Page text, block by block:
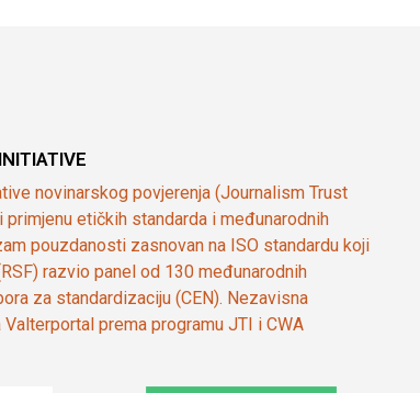
novinarskog povjerenja (Journalism Trust
etičkih standarda i međunarodnih
pouzdanosti zasnovan na ISO standardu koji
razvio panel od 130 međunarodnih
za standardizaciju (CEN). Nezavisna
prema programu JTI i CWA